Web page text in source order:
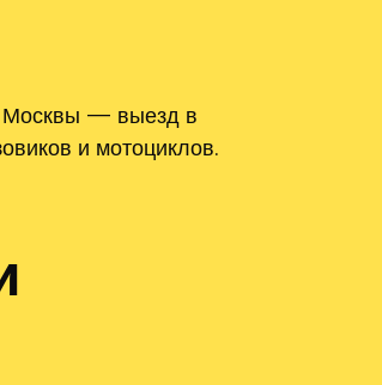
Москвы — выезд в
и мотоциклов.